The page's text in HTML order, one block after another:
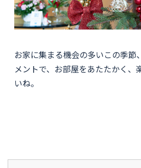
お家に集まる機会の多いこの季節
メントで、お部屋をあたたかく、
いね。